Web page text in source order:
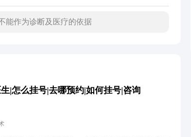
能作为诊断及医疗的依据
|怎么挂号|去哪预约|如何挂号|咨询